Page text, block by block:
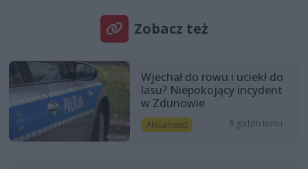
Zobacz też
Wjechał do rowu i uciekł do
lasu? Niepokojący incydent
w Zdunowie
Aktualności 8 godzin temu